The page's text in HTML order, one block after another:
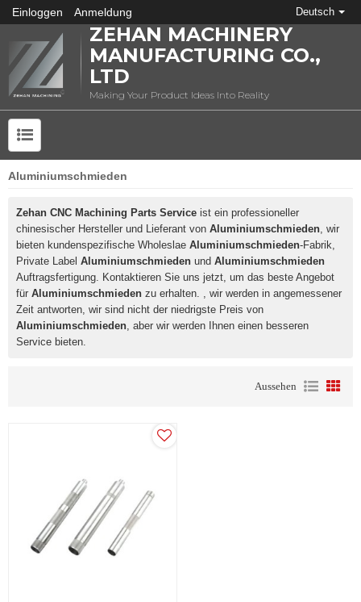
Einloggen Anmeldung Deutsch
ZEHAN MACHINERY
MANUFACTURING CO.,
LTD
Making Your Product Ideas Into Reality
Aluminiumschmieden
Zehan CNC Machining Parts Service ist ein professioneller
chinesischer Hersteller und Lieferant von Aluminiumschmieden, wir
bieten kundenspezifische Wholeslae Aluminiumschmieden-Fabrik,
Private Label Aluminiumschmieden und Aluminiumschmieden
Auftragsfertigung. Kontaktieren Sie uns jetzt, um das beste Angebot
für Aluminiumschmieden zu erhalten. , wir werden in angemessener
Zeit antworten, wir sind nicht der niedrigste Preis von
Aluminiumschmieden, aber wir werden Ihnen einen besseren
Service bieten.
Aussehen